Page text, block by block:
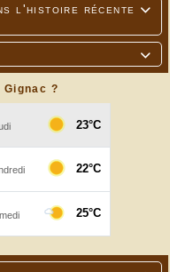

l'histoire récente

Gignac ?